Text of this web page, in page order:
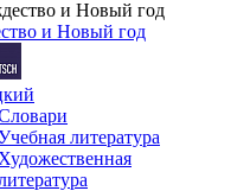
и Новый год
литература
Художественная